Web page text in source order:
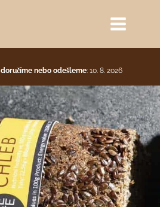
doručíme nebo odešleme: 10. 8. 2026